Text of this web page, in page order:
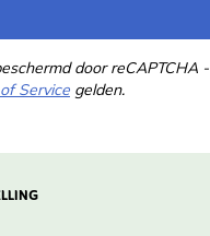
door reCAPTCHA
Service gelden.